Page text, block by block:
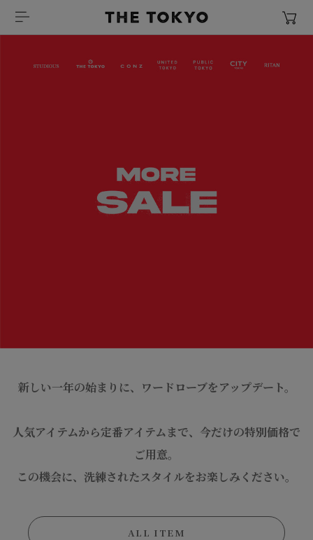
新しい一年の始まりに、ワードローブをアップデート。
人気アイテムから定番アイテムまで、今だけの特別価格で
ご用意。
この機会に、洗練されたスタイルをお楽しみください。
ALL ITEM